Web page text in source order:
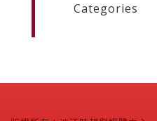
Categories